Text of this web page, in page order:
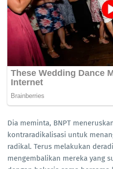
Dia meminta, BNPT
kontraradikalisasi untuk
radikal. Terus melakukan
mengembalikan mereka yang